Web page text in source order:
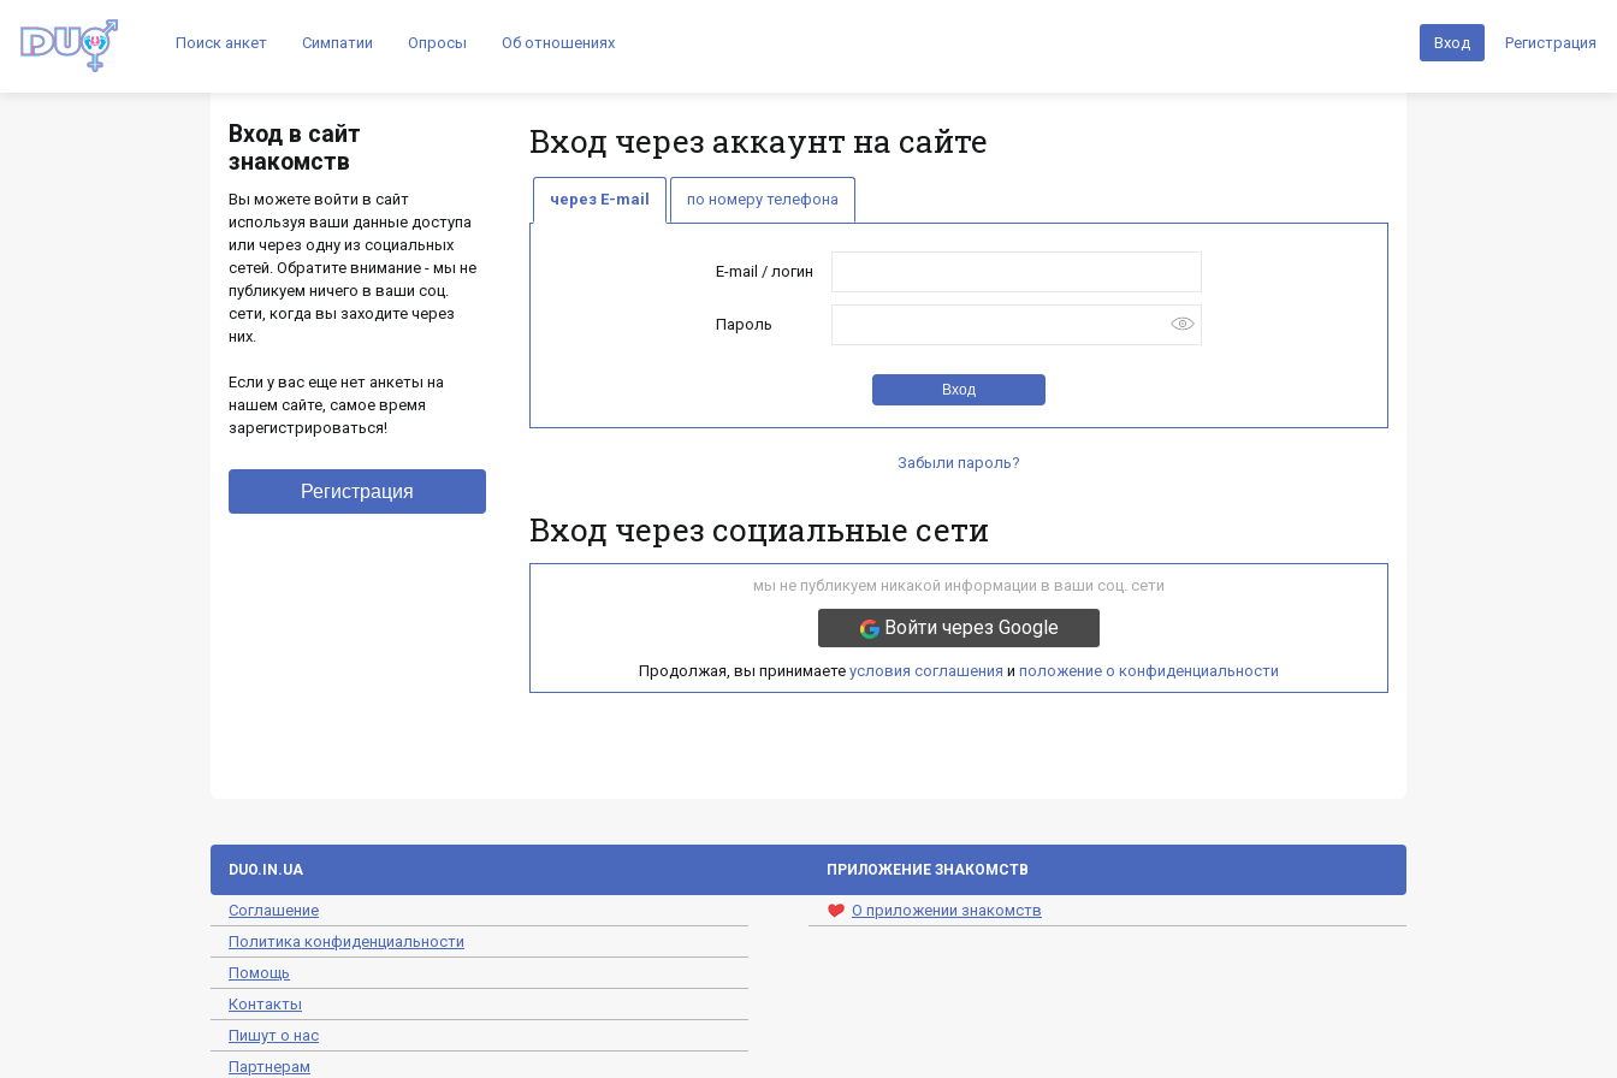
Поиск анкет Симпатии Опросы Об отношениях Регистрация
Вход
Вход в сайт
знакомств
Вы можете войти в сайт
используя ваши данные доступа
или через одну из социальных
сетей. Обратите внимание - мы не
публикуем ничего в ваши соц.
сети, когда вы заходите через
них.
Если у вас еще нет анкеты на
нашем сайте, самое время
зарегистрироваться!
Вход через аккаунт на сайте
через E-mail по номеру телефона
E-mail / логин
Пароль
Забыли пароль?
Вход через социальные сети
мы не публикуем никакой информации в ваши соц. сети
Войти через Google
Продолжая, вы принимаете условия соглашения и положение о конфиденциальности
DUO.IN.UA ПРИЛОЖЕНИЕ ЗНАКОМСТВ
Соглашение
Политика конфиденциальности
Помощь
Контакты
Пишут о нас
Партнерам
О приложении знакомств